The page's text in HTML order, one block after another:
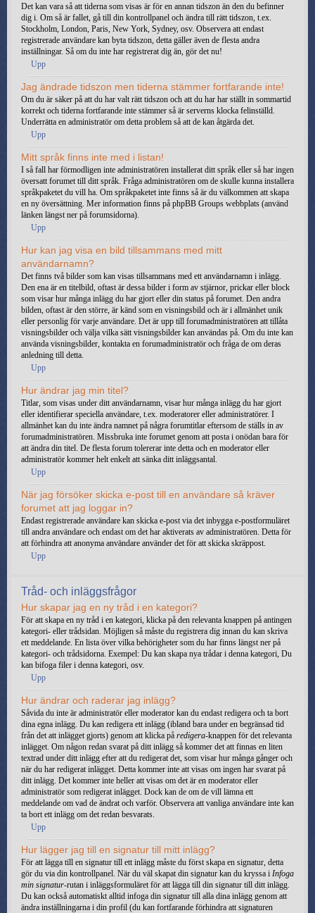
Det kan vara så att tiderna som visas är för en annan tidszon än den du befinner
dig i. Om så är fallet, gå till din kontrollpanel och ändra till rätt tidszon, t.ex.
Stockholm, London, Paris, New York, Sydney, osv. Observera att endast
registrerade användare kan byta tidszon, detta gäller även de flesta andra
inställningar. Så om du inte har registrerat dig än, gör det nu!
Upp
Jag ändrade tidszon men tiderna stämmer fortfarande inte!
Om du är säker på att du har valt rätt tidszon och att du har har ställt in sommartid
korrekt och tiderna fortfarande inte stämmer så är serverns klocka felinställd.
Underrätta en administratör om detta problem så att de kan åtgärda det.
Upp
Mitt språk finns inte med i listan!
I så fall har förmodligen inte administratören installerat ditt språk eller så har ingen
översatt forumet till ditt språk. Fråga administratören om de skulle kunna installera
språkpaketet du vill ha. Om språkpaketet inte finns så är du välkommen att skapa
en ny översättning. Mer information finns på phpBB Groups webbplats (använd
länken längst ner på forumsidorna).
Upp
Hur kan jag visa en bild tillsammans med mitt
användarnamn?
Det finns två bilder som kan visas tillsammans med ett användarnamn i inlägg.
Den ena är en titelbild, oftast är dessa bilder i form av stjärnor, prickar eller block
som visar hur många inlägg du har gjort eller din status på forumet. Den andra
bilden, oftast är den större, är känd som en visningsbild och är i allmänhet unik
eller personlig för varje användare. Det är upp till forumadministratören att tillåta
visningsbilder och välja vilka sätt visningsbilder kan användas på. Om du inte kan
använda visningsbilder, kontakta en forumadministratör och fråga de om deras
anledning till detta.
Upp
Hur ändrar jag min titel?
Titlar, som visas under ditt användarnamn, visar hur många inlägg du har gjort
eller identifierar speciella användare, t.ex. moderatorer eller administratörer. I
allmänhet kan du inte ändra namnet på några forumtitlar eftersom de ställs in av
forumadministratören. Missbruka inte forumet genom att posta i onödan bara för
att ändra din titel. De flesta forum tolererar inte detta och en moderator eller
administratör kommer helt enkelt att sänka ditt inläggsantal.
Upp
När jag försöker skicka e-post till en användare så kräver
forumet att jag loggar in?
Endast registrerade användare kan skicka e-post via det inbygga e-postformuläret
till andra användare och endast om det har aktiverats av administratören. Detta för
att förhindra att anonyma användare använder det för att skicka skräppost.
Upp
Tråd- och inläggsfrågor
Hur skapar jag en ny tråd i en kategori?
För att skapa en ny tråd i en kategori, klicka på den relevanta knappen på antingen
kategori- eller trådsidan. Möjligen så måste du registrera dig innan du kan skriva
ett meddelande. En lista över vilka behörigheter som du har finns längst ner på
kategori- och trådsidorna. Exempel: Du kan skapa nya trådar i denna kategori, Du
kan bifoga filer i denna kategori, osv.
Upp
Hur ändrar och raderar jag inlägg?
Såvida du inte är administratör eller moderator kan du endast redigera och ta bort
dina egna inlägg. Du kan redigera ett inlägg (ibland bara under en begränsad tid
från det att inlägget gjorts) genom att klicka på redigera-knappen för det relevanta
inlägget. Om någon redan svarat på ditt inlägg så kommer det att finnas en liten
textrad under ditt inlägg efter att du redigerat det, som visar hur många gånger och
när du har redigerat inlägget. Detta kommer inte att visas om ingen har svarat på
ditt inlägg. Det kommer inte heller att visas om det är en moderator eller
administratör som redigerat inlägget. Dock kan de om de vill lämna ett
meddelande om vad de ändrat och varför. Observera att vanliga användare inte kan
ta bort ett inlägg om det redan besvarats.
Upp
Hur lägger jag till en signatur till mitt inlägg?
För att lägga till en signatur till ett inlägg måste du först skapa en signatur, detta
gör du via din kontrollpanel. När du väl skapat din signatur kan du kryssa i Infoga
min signatur-rutan i inläggsformuläret för att lägga till din signatur till ditt inlägg.
Du kan också automatiskt alltid infoga din signatur till alla dina inlägg genom att
ändra inställningarna i din profil (du kan fortfarande förhindra att signaturen